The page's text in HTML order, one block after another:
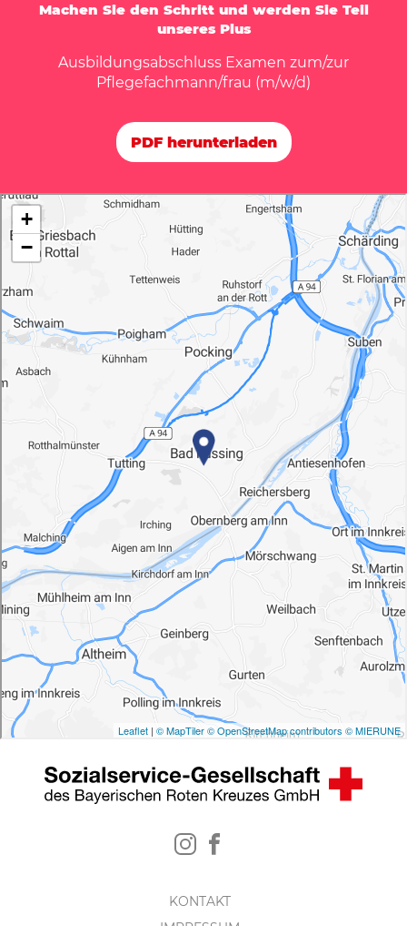
Machen Sie den Schritt und werden Sie Teil
unseres Plus
Ausbildungsabschluss Examen zum/zur
Pflegefachmann/frau (m/w/d)
PDF herunterladen
KONTAKT